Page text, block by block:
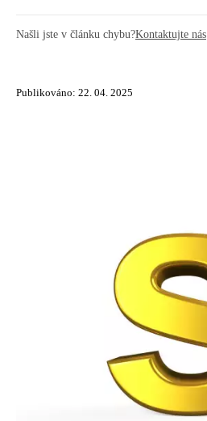
Našli jste v článku chybu?Kontaktujte nás
Publikováno: 22. 04. 2025